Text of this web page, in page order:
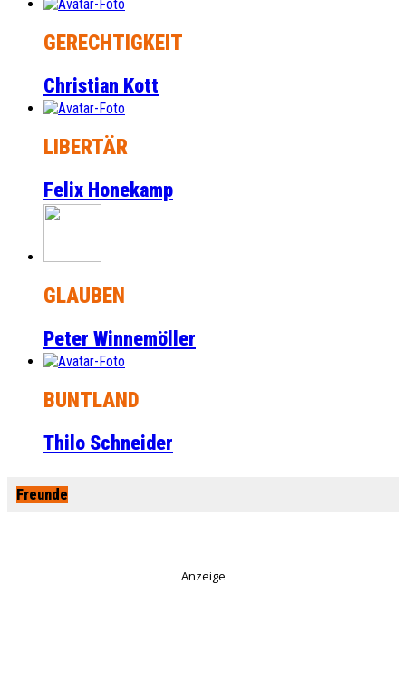
GERECHTIGKEIT
Christian Kott
LIBERTÄR
Felix Honekamp
GLAUBEN
Peter Winnemöller
BUNTLAND
Thilo Schneider
Freunde
Anzeige